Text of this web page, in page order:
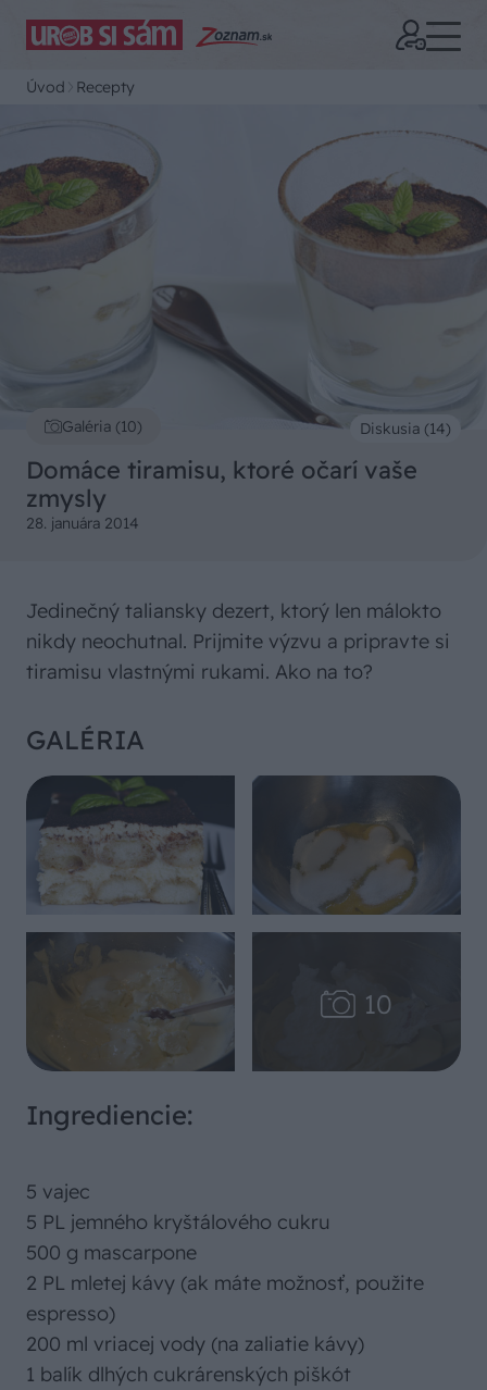
Úvod Recepty
Galéria (10)
Domáce tiramisu, ktoré očarí vaše
zmysly
28. januára 2014
Diskusia (14)
Jedinečný taliansky dezert, ktorý len málokto
nikdy neochutnal. Prijmite výzvu a pripravte si
tiramisu vlastnými rukami. Ako na to?
GALÉRIA
Ingrediencie:
5 vajec
5 PL jemného kryštálového cukru
500 g mascarpone
2 PL mletej kávy (ak máte možnosť, použite
espresso)
200 ml vriacej vody (na zaliatie kávy)
1 balík dlhých cukrárenských piškót